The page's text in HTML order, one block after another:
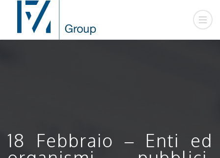
18 Febbraio – Enti ed